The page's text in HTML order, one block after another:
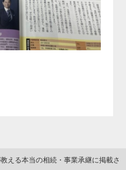
る本当の相続・事業承継に掲載さ